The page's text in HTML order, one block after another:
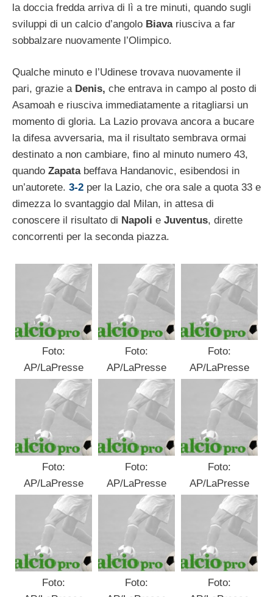
la doccia fredda arriva di lì a tre minuti, quando sugli
sviluppi di un calcio d’angolo Biavariusciva a far
sobbalzare nuovamente l’Olimpico.
Qualche minuto e l’Udinese trovava nuovamente il
pari, grazie a Denis, che entrava in campo al posto di
Asamoah e riusciva immediatamente a ritagliarsi un
momento di gloria. La Lazio provava ancora a bucare
la difesa avversaria, ma il risultato sembrava ormai
destinato a non cambiare, fino al minuto numero 43,
quando Zapatabeffava Handanovic, esibendosi in
un’autorete. 3-2 per la Lazio, che ora sale a quota 33 e
dimezza lo svantaggio dal Milan, in attesa di
conoscere il risultato di Napoli e Juventus, dirette
concorrenti per la seconda piazza.
Foto:
AP/LaPresse
Foto:
AP/LaPresse
Foto:
AP/LaPresse
Foto:
AP/LaPresse
Foto:
AP/LaPresse
Foto:
AP/LaPresse
Foto:
Foto:
Foto: